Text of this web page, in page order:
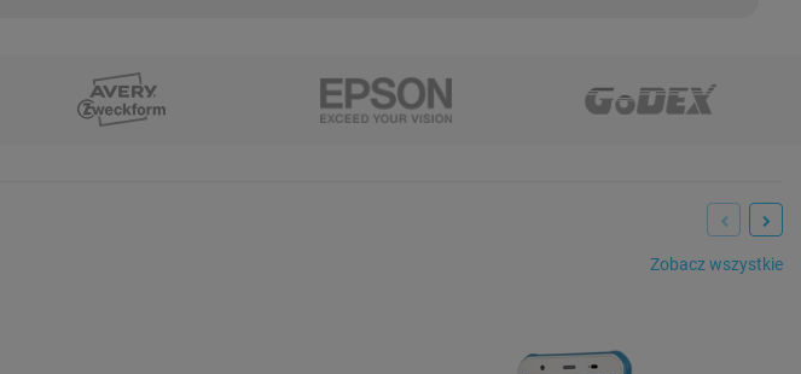
Zobacz wszystkie